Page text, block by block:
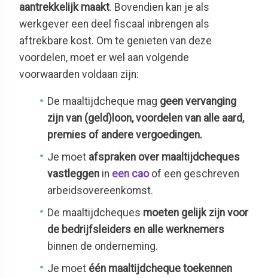
aantrekkelijk maakt. Bovendien kan je als
werkgever een deel fiscaal inbrengen als
aftrekbare kost. Om te genieten van deze
voordelen, moet er wel aan volgende
voorwaarden voldaan zijn:
De maaltijdcheque mag geen vervanging
zijn van (geld)loon, voordelen van alle aard,
premies of andere vergoedingen.
Je moet afspraken over maaltijdcheques
vastleggen in een caoof een geschreven
arbeidsovereenkomst.
De maaltijdcheques moeten gelijk zijn voor
de bedrijfsleiders en alle werknemers
binnen de onderneming.
Je moet één maaltijdcheque toekennen